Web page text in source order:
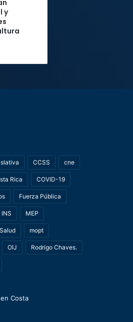
y
CCSS cne
Rica COVID-19
Fuerza Pública
INS MEP
mopt
OIJ Rodrigo Chaves.
Costa